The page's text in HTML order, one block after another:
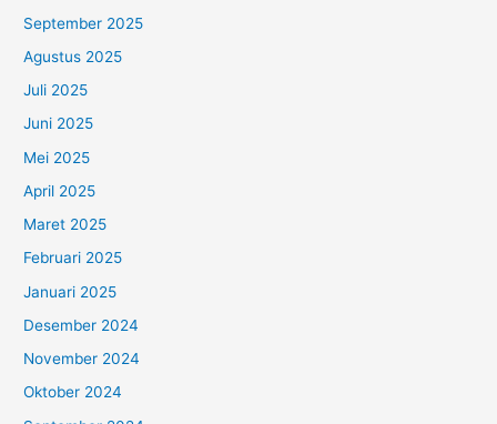
September 2025
Agustus 2025
Juli 2025
Juni 2025
Mei 2025
April 2025
Maret 2025
Februari 2025
Januari 2025
Desember 2024
November 2024
Oktober 2024